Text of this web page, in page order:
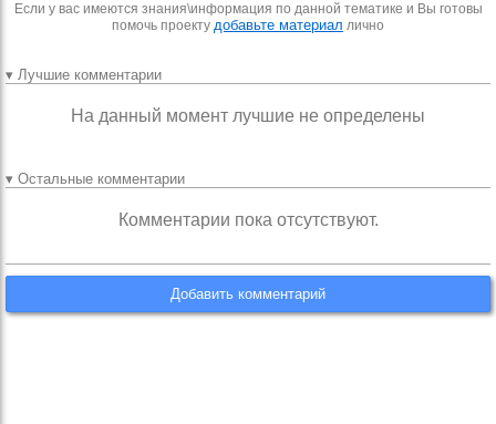
Если у вас имеются знания\информация по данной тематике и Вы готовы
помочь проекту добавьте материал лично
▾ Лучшие комментарии
На данный момент лучшие не определены
▾ Остальные комментарии
Комментарии пока отсутствуют.
Добавить комментарий